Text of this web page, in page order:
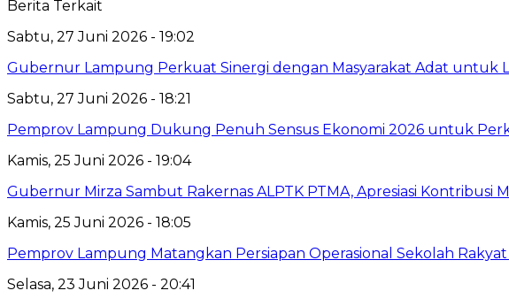
Berita Terkait
Sabtu, 27 Juni 2026 - 19:02
Gubernur Lampung Perkuat Sinergi dengan Masyarakat Adat untuk
Sabtu, 27 Juni 2026 - 18:21
Pemprov Lampung Dukung Penuh Sensus Ekonomi 2026 untuk
Kamis, 25 Juni 2026 - 19:04
Gubernur Mirza Sambut Rakernas ALPTK PTMA, Apresiasi Kontribusi
Kamis, 25 Juni 2026 - 18:05
Pemprov Lampung Matangkan Persiapan Operasional Sekolah
Selasa, 23 Juni 2026 - 20:41